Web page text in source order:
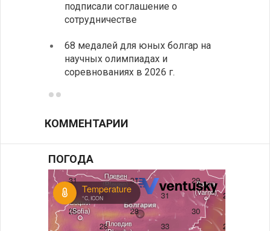
подписали соглашение о
сотрудничестве
68 медалей для юных болгар на
научных олимпиадах и
соревнованиях в 2026 г.
КОММЕНТАРИИ
ПОГОДА